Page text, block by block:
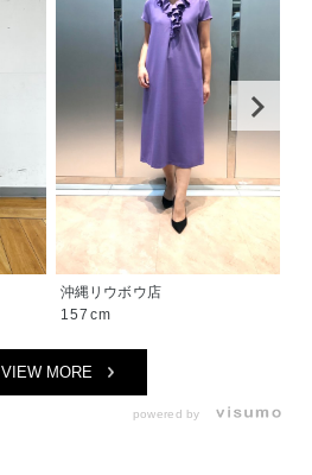
沖縄リウボウ店
157cm
VIEW MORE
powered by